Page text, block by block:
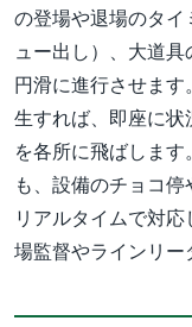
の登場や退場のタ
ュー出し）、大道
円滑に進行させま
生すれば、即座に
を各所に飛ばしま
も、設備のチョコ
リアルタイムで対
場監督やラインリー